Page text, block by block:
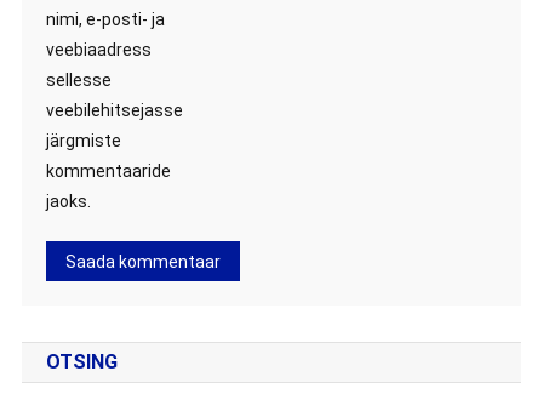
nimi, e-posti- ja
veebiaadress
sellesse
veebilehitsejasse
järgmiste
kommentaaride
jaoks.
OTSING